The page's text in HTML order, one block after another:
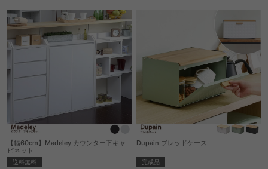
【幅60cm】Madeley カウンター下キャ
ビネット
送料無料
Dupain ブレッドケース
完成品